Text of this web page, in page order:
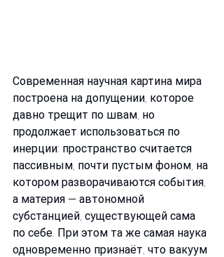
Современная научная картина мира
построена на допущении, которое
давно трещит по швам, но
продолжает использоваться по
инерции: пространство считается
пассивным, почти пустым фоном, на
котором разворачиваются события,
а материя — автономной
субстанцией, существующей сама
по себе. При этом та же самая наука
одновременно признаёт, что вакуум